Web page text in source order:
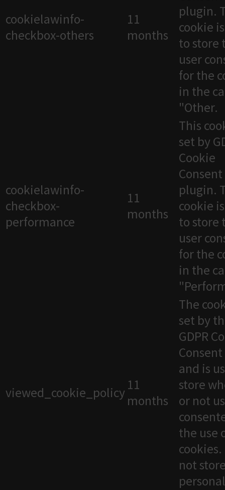
cookielawinfo-
checkbox-others
11
months
plugin.
cookie
to store
user
for the
in the
"Other.
cookielawinfo-
checkbox-
performance
11
months
This
set by
Cookie
Consent
plugin.
cookie
to store
user
for the
in the
viewed_cookie_policy 11
months
The
set by
GDPR
and is
store
or not
the use
not